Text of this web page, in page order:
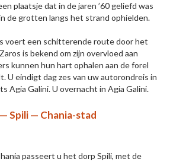
plaatsje dat in de jaren ’60 geliefd was
de grotten langs het strand ophielden.
voert een schitterende route door het
is bekend om zijn overvloed aan
kunnen hun hart ophalen aan de forel
U eindigt dag zes van uw autorondreis in
Agia Galini. U overnacht in Agia Galini.
Spili — Chania-stad
passeert u het dorp Spili, met de